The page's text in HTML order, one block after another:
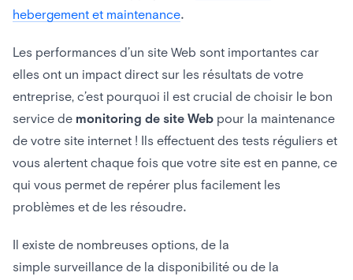
Sematext Cloud
Updown.io
Pingometer
Pingdom
Uptrends
StatusCake
Uptime
Checkly
hebergement et maintenance.
Les performances d’un site Web sont importantes car
elles ont un impact direct sur les résultats de votre
entreprise, c’est pourquoi il est crucial de choisir le bon
service de monitoring de site Web pour la maintenance
de votre site internet ! Ils effectuent des tests réguliers et
vous alertent chaque fois que votre site est en panne, ce
qui vous permet de repérer plus facilement les
problèmes et de les résoudre.
Il existe de nombreuses options, de la
simple surveillance de la disponibilité ou de la